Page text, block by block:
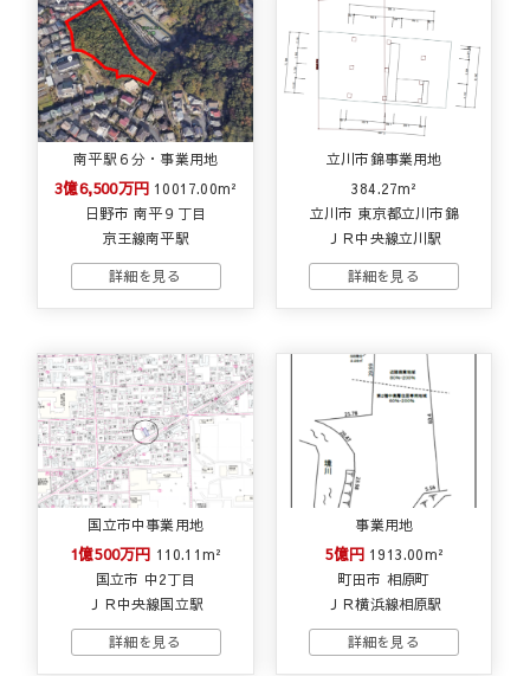
南平駅６分・事業用地
3億6,500万円 10017.00m²
日野市 南平９丁目
京王線南平駅
立川市錦事業用地
384.27m²
立川市 東京都立川市錦
ＪＲ中央線立川駅
国立市中事業用地
1億500万円 110.11m²
国立市 中2丁目
ＪＲ中央線国立駅
事業用地
5億円 1913.00m²
町田市 相原町
ＪＲ横浜線相原駅